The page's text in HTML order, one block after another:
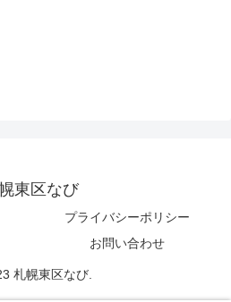
東区なび
プライバシーポリシー
お問い合わせ
札幌東区なび.